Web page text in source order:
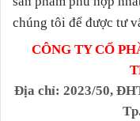
chúng tôi để được tư
CÔNG TY CỔ
Địa chỉ: 2023/50,